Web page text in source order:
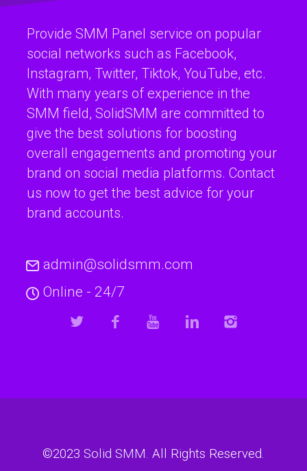
Provide SMM Panel service on popular
social networks such as Facebook,
Instagram, Twitter, Tiktok, YouTube, etc.
With many years of experience in the
SMM field, SolidSMM are committed to
give the best solutions for boosting
overall engagements and promoting your
brand on social media platforms. Contact
us now to get the best advice for your
brand accounts.
admin@solidsmm.com
Online - 24/7
©2023 Solid SMM. All Rights Reserved.